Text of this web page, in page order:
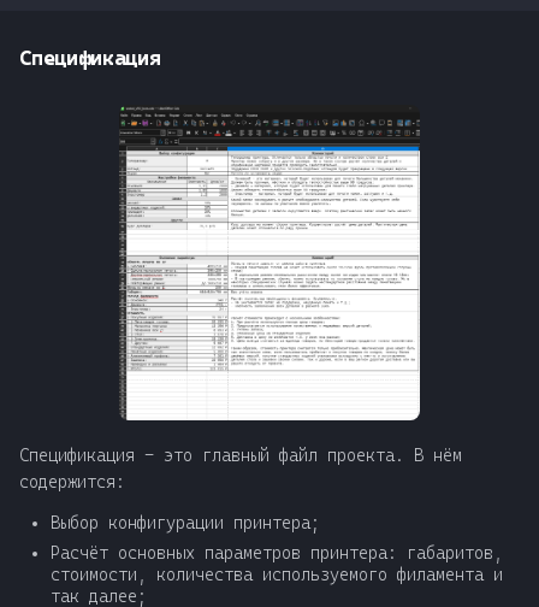
Спецификация
Спецификация - это главный файл проекта. В нём
содержится:
Выбор конфигурации принтера;
Расчёт основных параметров принтера: габаритов,
стоимости, количества используемого филамента и
так далее;